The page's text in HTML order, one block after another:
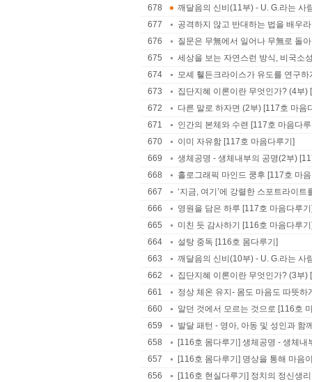
678
깨달음의 신비(11부) - U. G.라는 사
677
공격하지 않고 반대하는 법을 배우
676
질문은 무無에서 일어나 무無로 돌
675
세상을 보는 자연스런 방식, 비국소
674
모셰 휄든크라이스가 유도를 연구
673
집단지혜 이론이란 무엇인가? (4부)
672
다른 말로 하자면 (2부) [117호 마음
671
인간의 본체와 수련 [117호 마음다
670
이미 자유함 [117호 마음다루기]
669
생체공명 - 생체내부의 공명(2부)
668
홀로그래픽 마인드 쿵후 [117호 마
667
‘지금, 여기’에 강렬한 스포트라이
666
영원을 담은 하루 [117호 마음다루
665
미친 듯 감사하기 [116호 마음다루
664
설탕 중독 [116호 몸다루기]
663
깨달음의 신비(10부) - U. G.라는 사
662
집단지혜 이론이란 무엇인가? (3부)
661
정상 체온 유지- 몸도 마음도 따뜻
660
알던 것에서 모르는 것으로 [116호
659
발달 패턴 - 영아, 아동 및 성인과 함
658
[116호 몸다루기] 생체공명 - 생체내
657
[116호 몸다루기] 명상을 통해 마음
656
[116호 현실다루기] 정치의 정신생